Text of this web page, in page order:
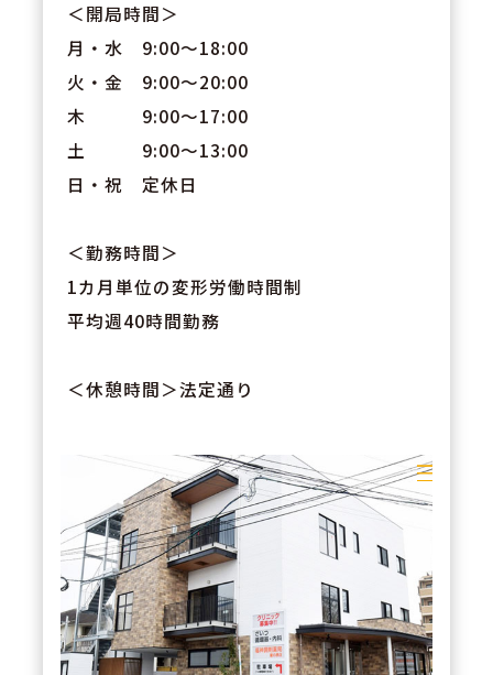
＜開局時間＞
月・水 9:00～18:00
火・金 9:00～20:00
木 9:00～17:00
土 9:00～13:00
日・祝 定休日
＜勤務時間＞
1カ月単位の変形労働時間制
平均週40時間勤務
＜休憩時間＞法定通り